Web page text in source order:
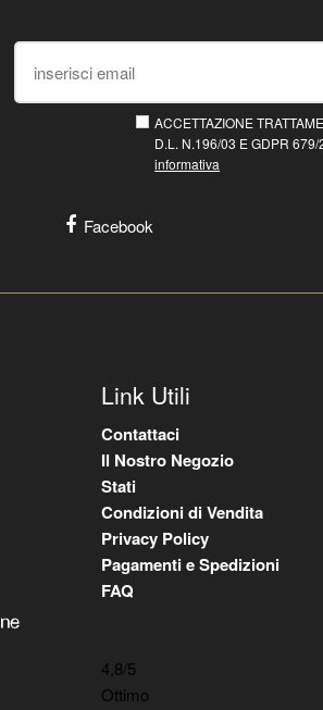
ACCETTAZIONE
D.L. N.196/03 E GDPR
informativa
Facebook
Link Utili
Contattaci
Il Nostro Negozio
Stati
Condizioni di Vendita
Privacy Policy
Pagamenti e Spedizioni
FAQ
4,8/5
Ottimo